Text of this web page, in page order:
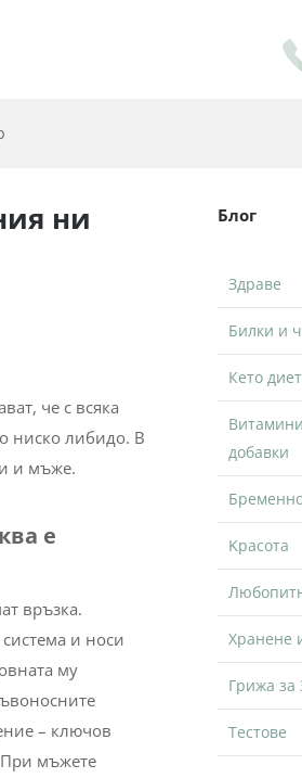
ни
че с всяка
ниско либидо. В
и мъже.
е
връзка.
и носи
му
– ключов
При мъжете
Блог
Здраве
Билки и
Кето
добавки
Kрасота
Хранене
Грижа за
Тестове